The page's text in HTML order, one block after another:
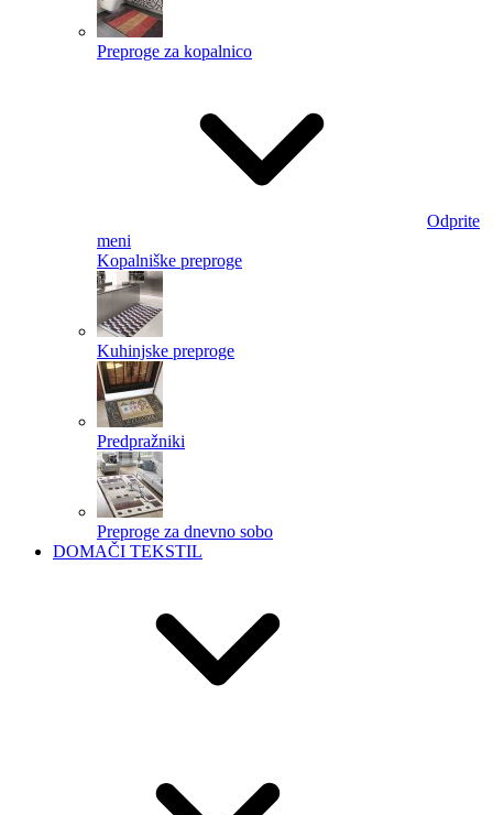
Preproge za kopalnico
Odprite
meni
Kopalniške preproge
Kuhinjske preproge
Predpražniki
Preproge za dnevno sobo
DOMAČI TEKSTIL